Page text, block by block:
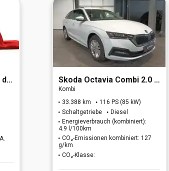
Skoda Octavia Combi 2.0 TDI Ambition
Kombi
33.388 km
116 PS (85 kW)
Schaltgetriebe
Diesel
Energieverbrauch (kombiniert):
4.9 l/100km
CO₂-Emissionen kombiniert: 127
g/km
CO₂-Klasse: